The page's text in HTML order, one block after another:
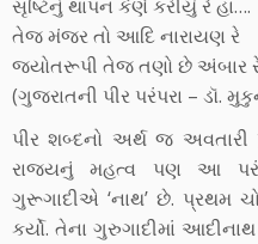
સૃષ્ટિનું થાપન કેણે કરીયું રે હા….
તેજ મંજર તો આદિ નારાયણ રે
જ્યોતરૂપી તેજ તણો છે અંબાર
(ગુજરાતની પીર પરંપરા – ડૉ.
પીર શબ્દનો અર્થ જ
રાજ્યનું મહત્વ પણ આ
ગુરૂગાદીએ ‘નાથ’ છે. પ્રથમ
કર્યો. તેના ગુરુગાદીમાં આદીનાથ